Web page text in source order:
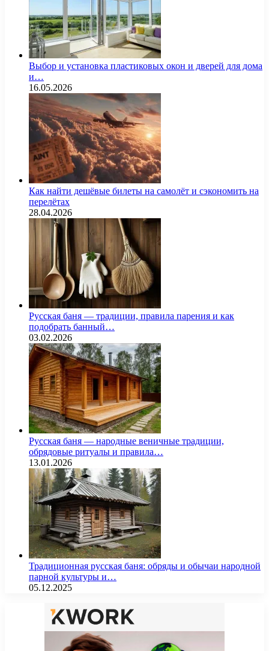
Выбор и установка пластиковых окон и дверей для дома
и…
16.05.2026
Как найти дешёвые билеты на самолёт и сэкономить на
перелётах
28.04.2026
Русская баня — традиции, правила парения и как
подобрать банный…
03.02.2026
Русская баня — народные веничные традиции,
обрядовые ритуалы и правила…
13.01.2026
Традиционная русская баня: обряды и обычаи народной
парной культуры и…
05.12.2025